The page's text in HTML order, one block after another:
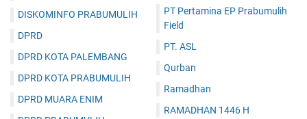
DISKOMINFO PRABUMULIH
DPRD
DPRD KOTA PALEMBANG
DPRD KOTA PRABUMULIH
DPRD MUARA ENIM
PT Pertamina EP Prabumulih
Field
PT. ASL
Qurban
Ramadhan
RAMADHAN 1446 H